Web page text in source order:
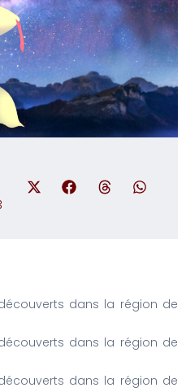
dans la région de
dans la région de
dans la région de